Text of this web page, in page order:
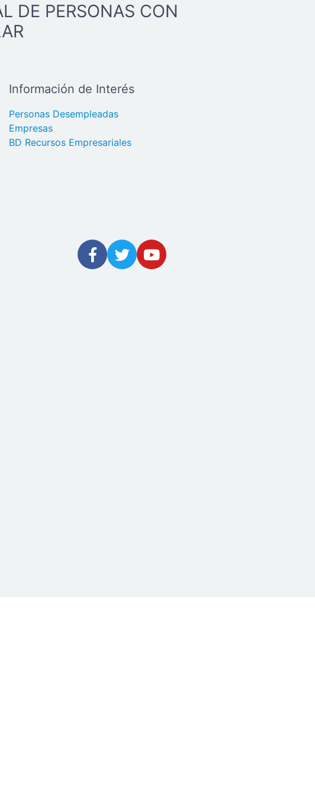
DE PERSONAS CON
Información de Interés
Personas Desempleadas
Empresas
BD Recursos Empresariales